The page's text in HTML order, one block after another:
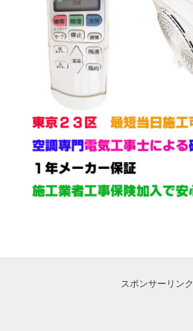
スポンサーリンク